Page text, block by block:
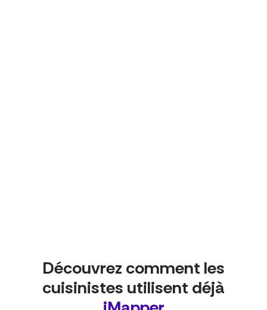
Découvrez comment les
cuisinistes utilisent déjà